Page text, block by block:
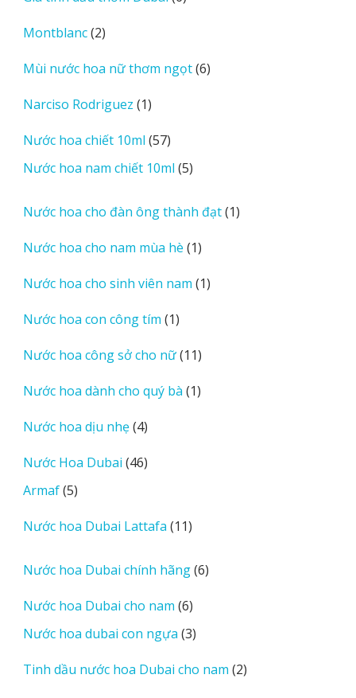
Montblanc 22
phẩm
Mùi nước hoa nữ thơm ngọt 66
Narciso Rodriguez 11
phẩm
Nước hoa chiết 10ml 5757
sản
phẩm
Nước hoa nam chiết 10ml 55
phẩm
Nước hoa cho đàn ông thành đạt 11
Nước hoa cho nam mùa hè 11
phẩm
Nước hoa cho sinh viên nam 11
Nước hoa con công tím 11
phẩm
Nước hoa công sở cho nữ 1111
phẩm
Nước hoa dành cho quý bà 11
Nước hoa dịu nhẹ 44
phẩm
Nước Hoa Dubai 4646
Armaf 55
phẩm
Nước hoa Dubai Lattafa 1111
phẩm
Nước hoa Dubai chính hãng 66
Nước hoa Dubai cho nam 66
sản
phẩm
Nước hoa dubai con ngựa 33
phẩm
Tinh dầu nước hoa Dubai cho nam 22